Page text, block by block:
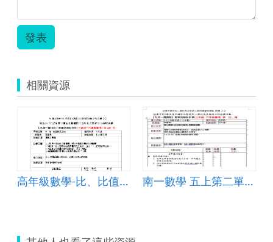
發表
相關資源
高年級數學-比、比值與成正比 南一數學 五上第二單元 因數與倍數